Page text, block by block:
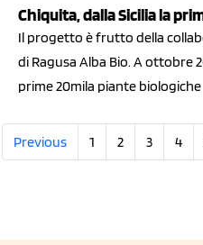
Chiquita, dalla Sicilia la
Il progetto è frutto della
di Ragusa Alba Bio. A ottobre
prime 20mila piante biologiche
Previous 1 2 3 4